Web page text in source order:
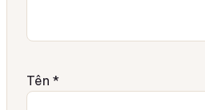
Tên *